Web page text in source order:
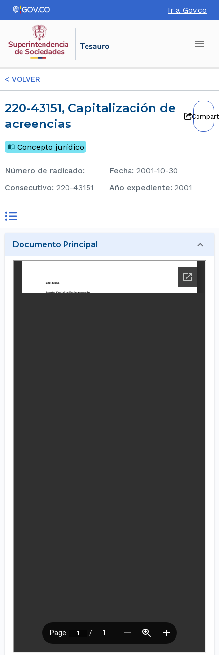
Ir a Gov.co
< VOLVER
220-43151, Capitalización de
acreencias
Concepto jurídico
Número de radicado: Fecha: 2001-10-30
consecutivo: 220-43151 Año expediente: 2001
Documento Principal